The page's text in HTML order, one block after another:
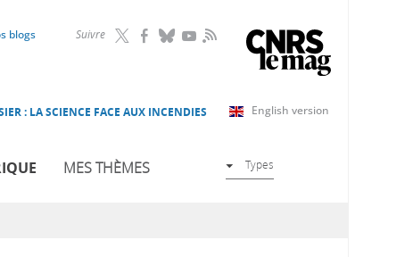
Suivre RSS
blogs
English version
: LA SCIENCE FACE AUX INCENDIES
MES THÈMES Types